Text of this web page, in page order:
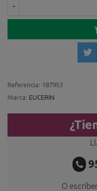
-
Referencia: 187953
Marca: EUCERIN
O